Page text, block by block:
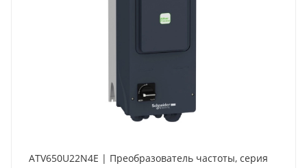
ATV650U22N4E | Преобразователь частоты, серия